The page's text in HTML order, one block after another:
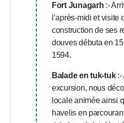
Fort Junagarh :-
l’après-midi et visite
construction de ses
douves débuta en
1594.
Balade en tuk-tuk:-
excursion, nous
locale animée ainsi
havelis en